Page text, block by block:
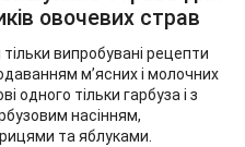
овочевих страв
випробувані рецепти
м’ясних і молочних
одного тільки гарбуза і з
насінням,
та яблуками.